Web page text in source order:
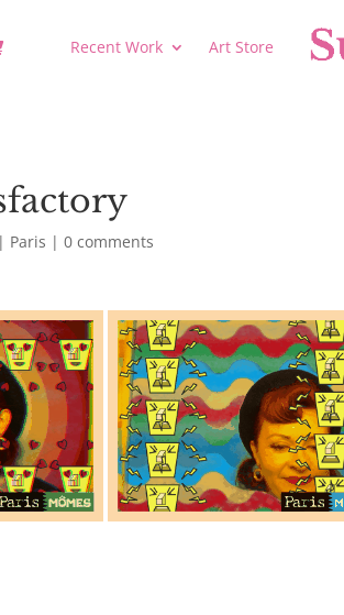
Recent Work Art Store
| Paris |0 comments